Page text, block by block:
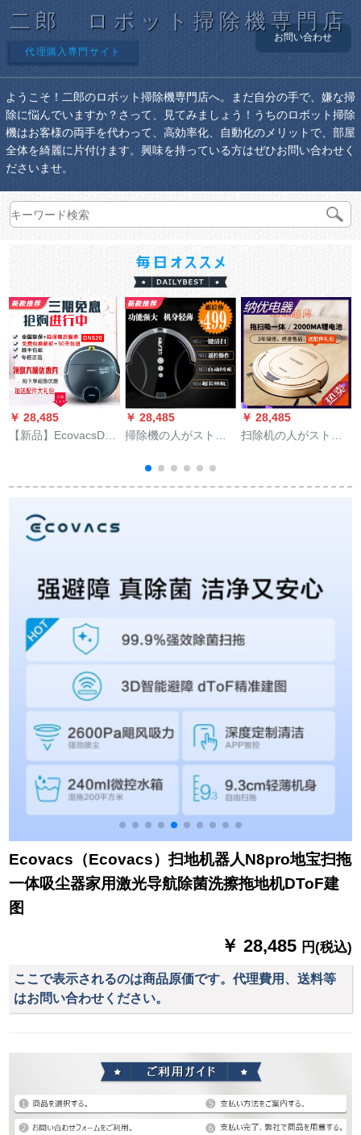
二郎 ロボット掃除機専門店
代理購入専門サイト
お問い合わせ
ようこそ！二郎のロボット掃除機専門店へ。まだ自分の手で、嫌な掃
除に悩んでいますか？さって、見てみましょう！うちのロボット掃除
機はお客様の両手を代わって、高効率化、自動化のメリットで、部屋
全体を綺麗に片付けます。興味を持っている方はぜひお問い合わせく
ださいませ。
￥ 28,485
【新品】EcovacsDG
掃除機一体dn 520+雑
￥ 28,485
掃除機の人がストに
一体機のブロック560
と同じです。
￥ 28,485
扫除机の人がストレ
一体机の薄さの象牙
Ecovacs（Ecovacs）扫地机器人N8pro地宝扫拖
一体吸尘器家用激光导航除菌洗擦拖地机DToF建
图
￥ 28,485 円(税込)
ここで表示されるのは商品原価です。代理費用、送料等
はお問い合わせください。